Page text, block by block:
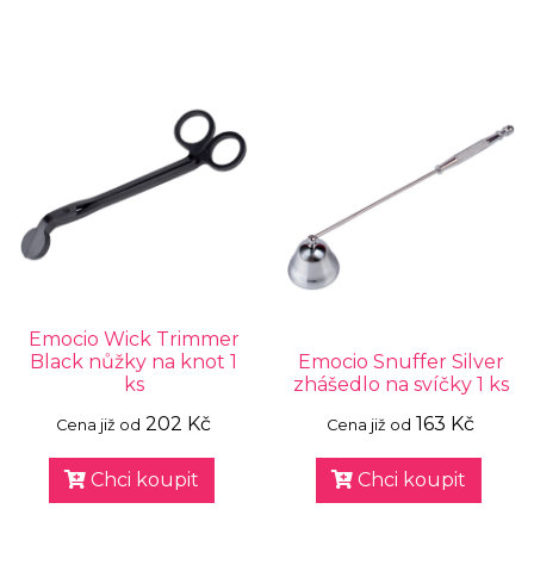
Emocio Wick Trimmer
Black nůžky na knot 1
ks
Cena již od 202 Kč
Chci koupit
Emocio Snuffer Silver
zhášedlo na svíčky 1 ks
Cena již od 163 Kč
Chci koupit